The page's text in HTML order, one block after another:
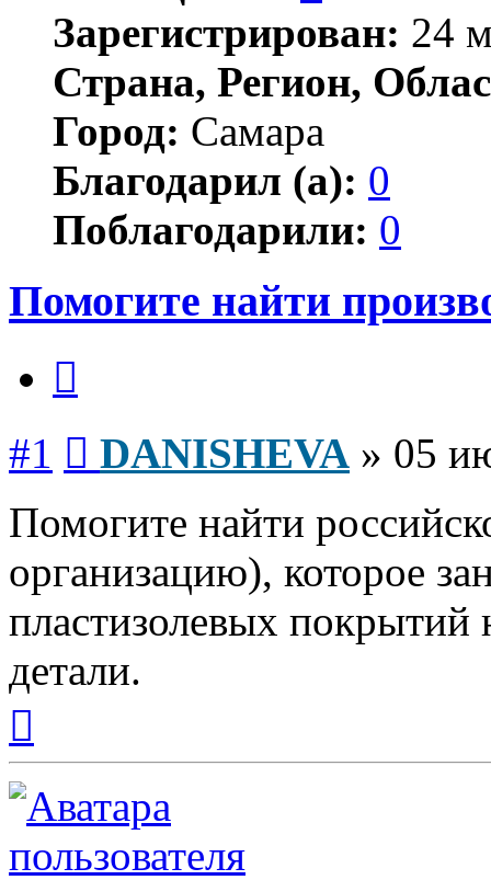
Зарегистрирован: 24
Страна, Регион,
Город: Самара
Благодарил (а): 0
Поблагодарили: 0
Помогите найти
#1 DANISHEVA » 05
Помогите найти
организацию), которое
пластизолевых покрытий
детали.
началу